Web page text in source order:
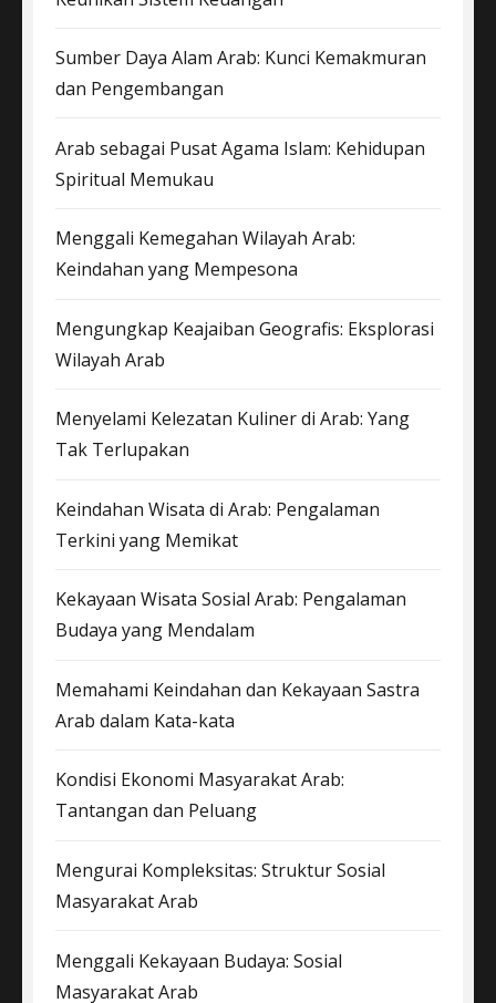
Sumber Daya Alam Arab: Kunci Kemakmuran
dan Pengembangan
Arab sebagai Pusat Agama Islam: Kehidupan
Spiritual Memukau
Menggali Kemegahan Wilayah Arab:
Keindahan yang Mempesona
Mengungkap Keajaiban Geografis: Eksplorasi
Wilayah Arab
Menyelami Kelezatan Kuliner di Arab: Yang
Tak Terlupakan
Keindahan Wisata di Arab: Pengalaman
Terkini yang Memikat
Kekayaan Wisata Sosial Arab: Pengalaman
Budaya yang Mendalam
Memahami Keindahan dan Kekayaan Sastra
Arab dalam Kata-kata
Kondisi Ekonomi Masyarakat Arab:
Tantangan dan Peluang
Mengurai Kompleksitas: Struktur Sosial
Masyarakat Arab
Menggali Kekayaan Budaya: Sosial
Masyarakat Arab